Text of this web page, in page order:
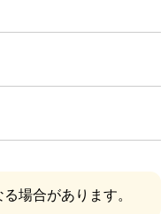
場合があります。